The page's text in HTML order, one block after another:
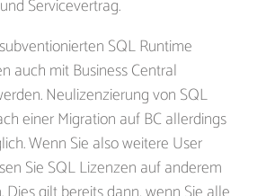
Servicevertrag.
SQL Runtime
auch mit Business Central
Neulizenzierung von SQL
einer Migration auf BC allerdings
Wenn Sie also weitere User
Sie SQL Lizenzen auf anderem